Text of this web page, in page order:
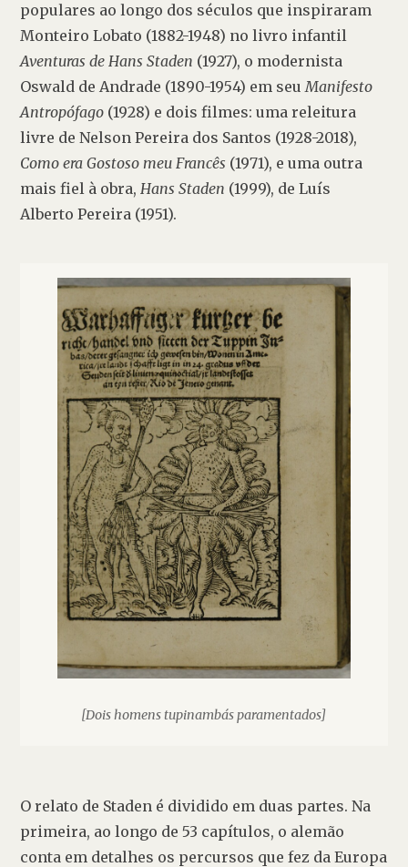
populares ao longo dos séculos que inspiraram
Aventuras de Hans Staden (1927), o modernista
Oswald de Andrade (1890-1954) em seu Manifesto
Antropófago (1928) e dois filmes: uma releitura
Como era Gostoso meu Francês (1971), e uma outra
mais fiel à obra, Hans Staden (1999), de Luís
Alberto Pereira (1951).
[Dois homens tupinambás paramentados]
O relato de Staden é dividido em duas partes. Na
primeira, ao longo de 53 capítulos, o alemão
conta em detalhes os percursos que fez da Europa